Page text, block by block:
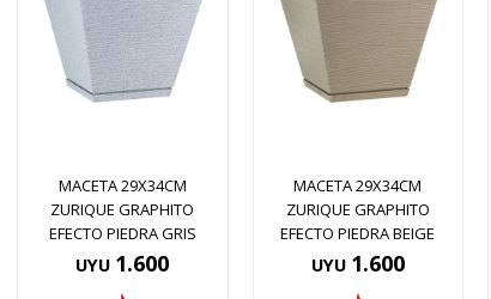
MACETA 29X34CM
ZURIQUE GRAPHITO
EFECTO PIEDRA GRIS
UYU 1.600
MACETA 29X34CM
ZURIQUE GRAPHITO
EFECTO PIEDRA BEIGE
UYU 1.600